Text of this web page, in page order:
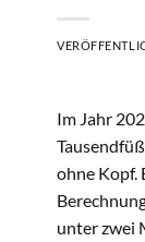
Im Jahr
ohne Kopf.
unter zwei